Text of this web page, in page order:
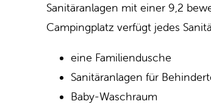
Sanitäranlagen mit einer 9,2
Campingplatz verfügt jedes
eine Familiendusche
Sanitäranlagen für
Baby-Waschraum